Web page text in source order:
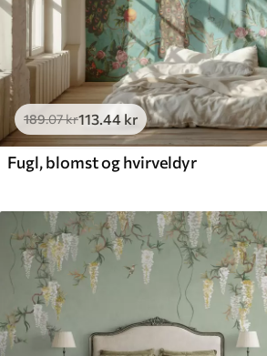
189.07kr113 .44 kr
Fugl, blomst og hvirveldyr